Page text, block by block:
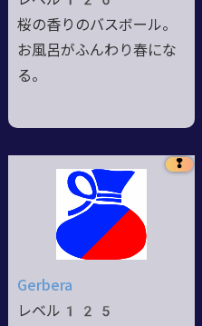
桜の香りのバスボール。
お風呂がふんわり春にな
る。
❢
Gerbera
レベル125